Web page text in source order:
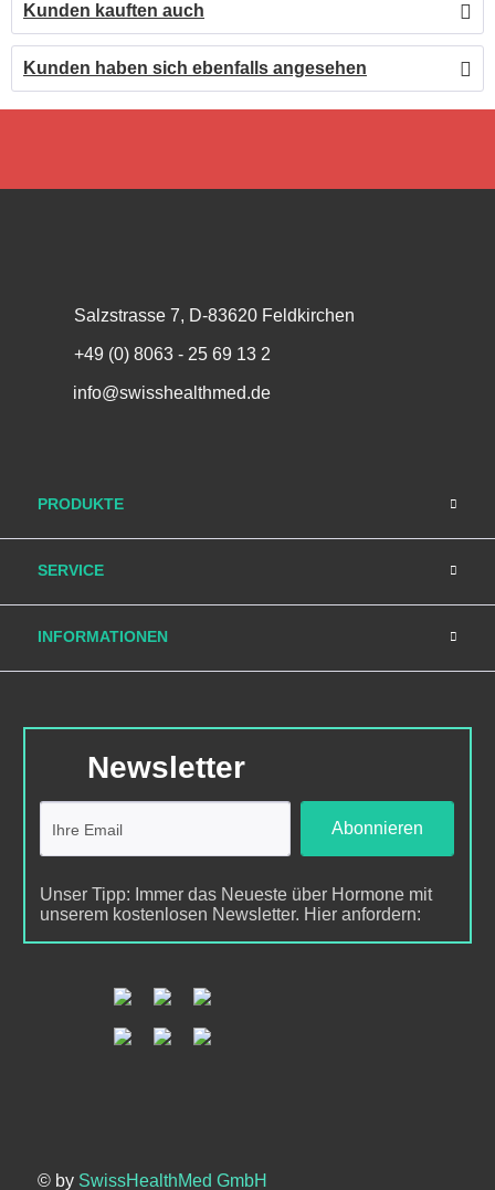
Kunden kauften auch
Kunden haben sich ebenfalls angesehen
Salzstrasse 7, D-83620 Feldkirchen
+49 (0) 8063 - 25 69 13 2
info@swisshealthmed.de
PRODUKTE
SERVICE
INFORMATIONEN
Newsletter
Abonnieren
Unser Tipp: Immer das Neueste über Hormone mit
unserem kostenlosen Newsletter. Hier anfordern:
© by SwissHealthMed GmbH